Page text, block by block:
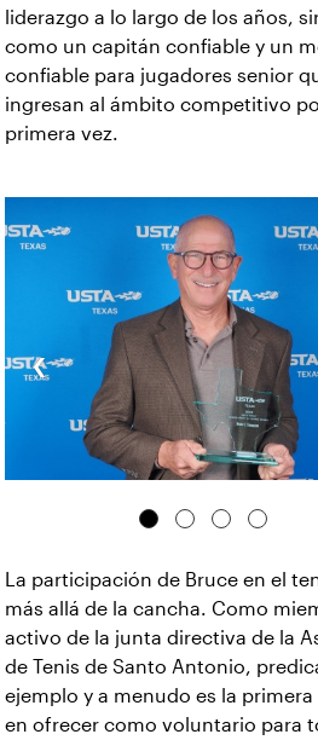
liderazgo a lo largo de los años,
como un capitán confiable y un
confiable para jugadores senior
ingresan al ámbito competitivo
primera vez.
‹
La participación de Bruce en el
más allá de la cancha. Como
activo de la junta directiva de la
de Tenis de Santo Antonio,
ejemplo y a menudo es la primera
en ofrecer como voluntario para